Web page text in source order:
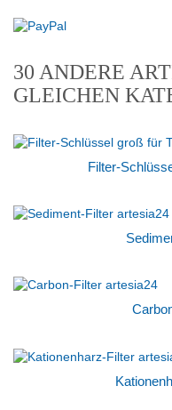
30 ANDERE
GLEICHEN
Filter-